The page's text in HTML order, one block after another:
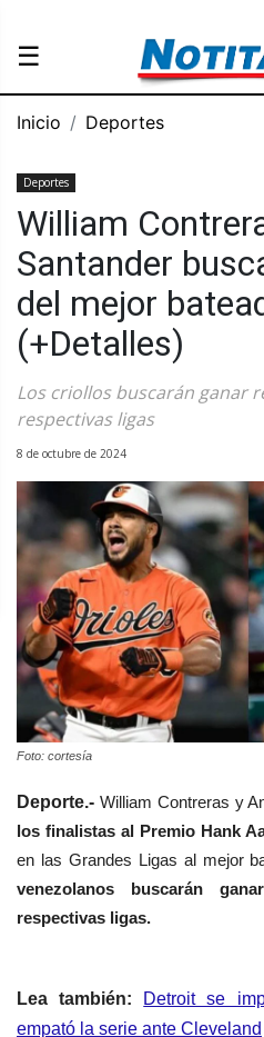
☰
Inicio Deportes
Deportes
William
Santander
del mejor
(+Detalles)
Los criollos buscarán ganar
respectivas ligas
8 de octubre de 2024
Foto: cortesía
Deporte.- William Contreras y
los finalistas al Premio Hank
en las Grandes Ligas al mejor
venezolanos buscarán
respectivas ligas.
Lea también:
Detroit se
empató la serie ante Cleveland